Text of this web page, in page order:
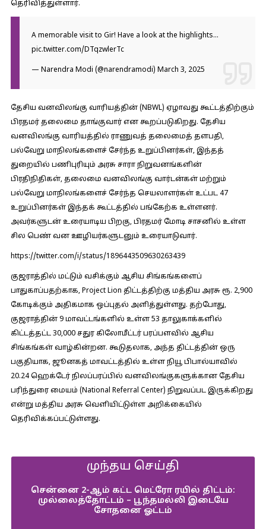
தெரிவித்துள்ளார்.
A memorable visit to Gir! Have a look at the highlights…
pic.twitter.com/DTqzwlerTc
— Narendra Modi (@narendramodi) March 3, 2025
தேசிய வனவிலங்கு வாரியத்தின் (NBWL) ஏழாவது கூட்டத்திற்கும்
பிரதமர் தலைமை தாங்குவார் என கூறப்படுகிறது. தேசிய
வனவிலங்கு வாரியத்தில் ராணுவத் தலைமைத் தளபதி,
பல்வேறு மாநிலங்களைச் சேர்ந்த உறுப்பினர்கள், இந்தத்
துறையில் பணிபுரியும் அரசு சாரா நிறுவனங்களின்
பிரதிநிதிகள், தலைமை வனவிலங்கு வார்டன்கள் மற்றும்
பல்வேறு மாநிலங்களைச் சேர்ந்த செயலாளர்கள் உட்பட 47
உறுப்பினர்கள் இந்தக் கூட்டத்தில் பங்கேற்க உள்ளனர்.
அவர்களுடன் உரையாடிய பிறகு, பிரதமர் மோடி சாசனில் உள்ள
சில பெண் வன ஊழியர்களுடனும் உரையாடுவார்.
https://twitter.com/i/status/1896443509630263439
குஜராத்தில் மட்டும் வசிக்கும் ஆசிய சிங்கங்களைப்
பாதுகாப்பதற்காக, Project Lion திட்டத்திற்கு மத்திய அரசு ரூ. 2,900
கோடிக்கும் அதிகமாக ஒப்புதல் அளித்துள்ளது. தற்போது, ​​
குஜராத்தின் 9 மாவட்டங்களில் உள்ள 53 தாலுகாக்களில்
கிட்டத்தட்ட 30,000 சதுர கிலோமீட்டர் பரப்பளவில் ஆசிய
சிங்கங்கள் வாழ்கின்றன. கூடுதலாக, அந்த திட்டத்தின் ஒரு
பகுதியாக, ஜூனகத் மாவட்டத்தில் உள்ள நியூ பிபால்யாவில்
20.24 ஹெக்டேர் நிலப்பரப்பில் வனவிலங்குகளுக்கான தேசிய
பரிந்துரை மையம் (National Referral Center) நிறுவப்பட இருக்கிறது
என்று மத்திய அரசு வெளியிட்டுள்ள அறிக்கையில்
தெரிவிக்கப்பட்டுள்ளது.
முந்தய செய்தி
சென்னை 2-ஆம் கட்ட மெட்ரோ ரயில் திட்டம்:
முல்லைத்தோட்டம் – பூந்தமல்லி இடையே
சோதனை ஓட்டம்